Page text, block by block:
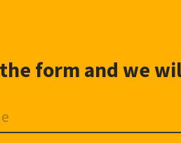
form and we